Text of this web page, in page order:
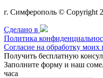
г. Симферополь © Copyright
Сделано в
Политика
Согласие на обработку
Получить бесплатную
Заполните форму и наш
часа